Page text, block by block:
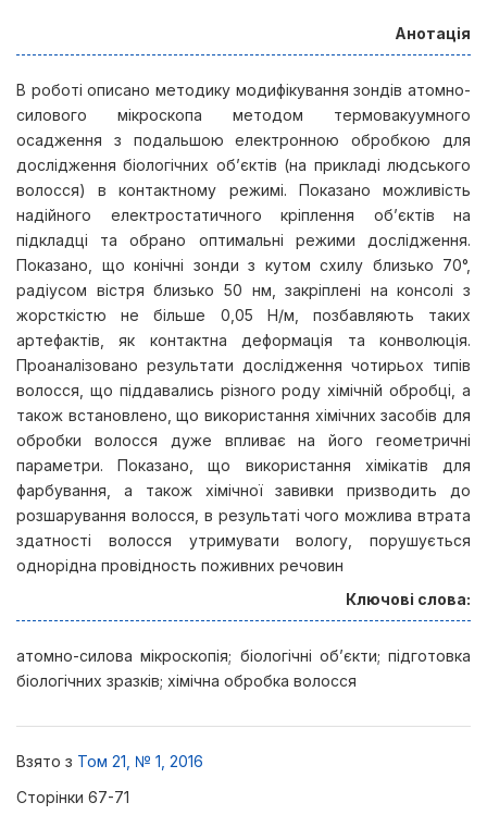
Анотація
В роботі описано методику модифікування зондів атомно-
силового мікроскопа методом термовакуумного
осадження з подальшою електронною обробкою для
дослідження біологічних об’єктів (на прикладі людського
волосся) в контактному режимі. Показано можливість
надійного електростатичного кріплення об’єктів на
підкладці та обрано оптимальні режими дослідження.
Показано, що конічні зонди з кутом схилу близько 70°,
радіусом вістря близько 50 нм, закріплені на консолі з
жорсткістю не більше 0,05 Н/м, позбавляють таких
артефактів, як контактна деформація та конволюція.
Проаналізовано результати дослідження чотирьох типів
волосся, що піддавались різного роду хімічній обробці, а
також встановлено, що використання хімічних засобів для
обробки волосся дуже впливає на його геометричні
параметри. Показано, що використання хімікатів для
фарбування, а також хімічної завивки призводить до
розшарування волосся, в результаті чого можлива втрата
здатності волосся утримувати вологу, порушується
однорідна провідность поживних речовин
Ключові слова:
атомно-силова мікроскопія; біологічні об’єкти; підготовка
біологічних зразків; хімічна обробка волосся
Взято з Том 21, № 1, 2016
Сторінки 67-71